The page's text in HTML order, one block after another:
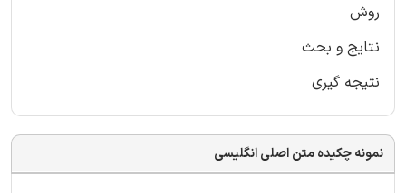
روش
نتایج و بحث
نتیجه گیری
نمونه چکیده متن اصلی انگلیسی